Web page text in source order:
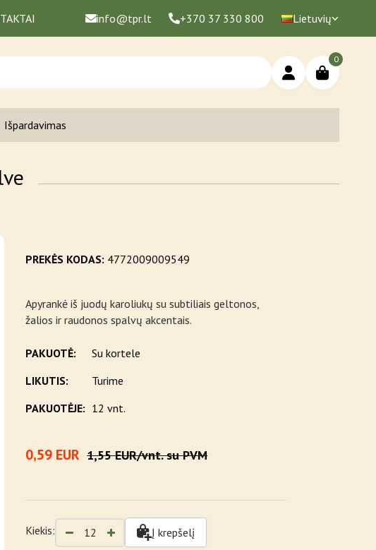
info@tpr.lt +370 37 330 800 Lietuvių
0
Išpardavimas
PREKĖS KODAS: 4772009009549
Apyrankė iš juodų karoliukų su subtiliais geltonos,
žalios ir raudonos spalvų akcentais.
PAKUOTĖ:
Su kortele
LIKUTIS:
Turime
PAKUOTĖJE: 12 vnt.
0,59 EUR 1,55 EUR/vnt. su PVM
Kiekis: Į krepšelį